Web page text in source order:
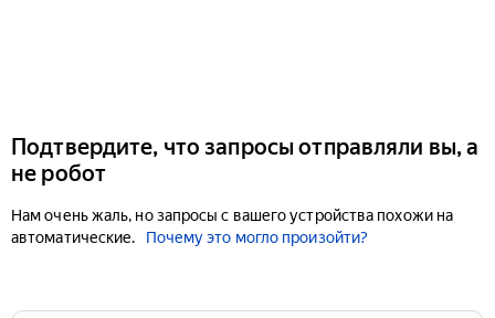
Подтвердите, что запросы отправляли вы, а
не робот
Нам очень жаль, но запросы с вашего устройства похожи на
автоматические.
Почему это могло произойти?